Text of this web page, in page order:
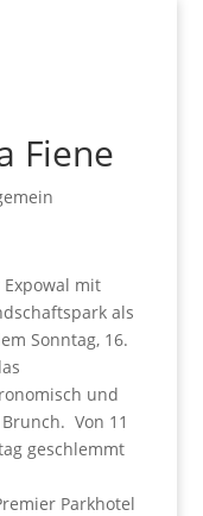
Fiene
mit
als
Sonntag, 16.
und
Von 11
geschlemmt
Parkhotel